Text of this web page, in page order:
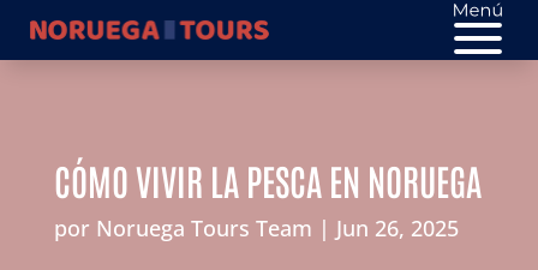
CÓMO VIVIR LA PESCA EN NORUEGA
por Noruega Tours Team Jun 26, 2025